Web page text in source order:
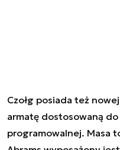
Czołg posiada też
armatę dostosowaną
programowalnej. Masa